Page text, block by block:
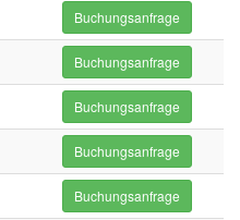
Buchungsanfrage
Buchungsanfrage
Buchungsanfrage
Buchungsanfrage
Buchungsanfrage